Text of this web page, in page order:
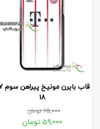
18
65,000تومان
59,000 تومان